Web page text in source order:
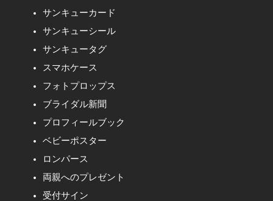
サンキューカード
サンキューシール
サンキュータグ
スマホケース
フォトプロップス
ブライダル新聞
プロフィールブック
ベビーポスター
ロンパース
両親へのプレゼント
受付サイン